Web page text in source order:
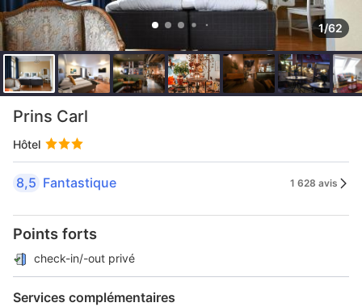
1/62
Prins Carl
Hôtel
8,5 Fantastique 1 628 avis
Points forts
check-in/-out privé
Services complémentaires